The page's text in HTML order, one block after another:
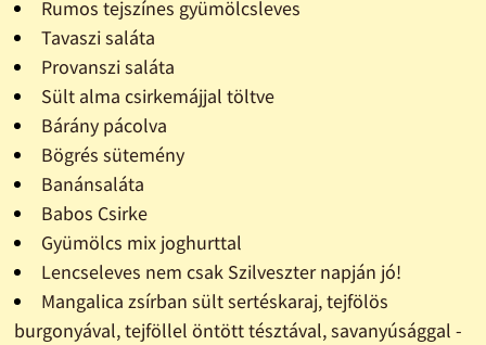
Rumos tejszínes gyümölcsleves
Tavaszi saláta
Provanszi saláta
Sült alma csirkemájjal töltve
Bárány pácolva
Bögrés sütemény
Banánsaláta
Babos Csirke
Gyümölcs mix joghurttal
Lencseleves nem csak Szilveszter napján jó!
Mangalica zsírban sült sertéskaraj, tejfölös
burgonyával, tejföllel öntött tésztával, savanyúsággal -